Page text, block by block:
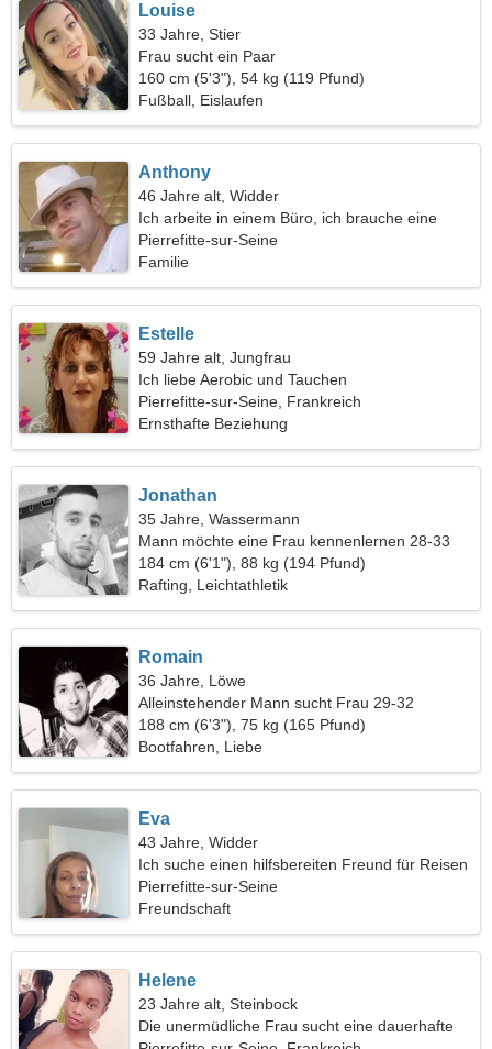
Louise
33 Jahre, Stier
Frau sucht ein Paar
160 cm (5'3"), 54 kg (119 Pfund)
Fußball, Eislaufen
Anthony
46 Jahre alt, Widder
Ich arbeite in einem Büro, ich brauche eine
energische Frau
Pierrefitte-sur-Seine
Familie
Estelle
59 Jahre alt, Jungfrau
Ich liebe Aerobic und Tauchen
Pierrefitte-sur-Seine, Frankreich
Ernsthafte Beziehung
Jonathan
35 Jahre, Wassermann
Mann möchte eine Frau kennenlernen 28-33
184 cm (6'1"), 88 kg (194 Pfund)
Rafting, Leichtathletik
Romain
36 Jahre, Löwe
Alleinstehender Mann sucht Frau 29-32
188 cm (6'3"), 75 kg (165 Pfund)
Bootfahren, Liebe
Eva
43 Jahre, Widder
Ich suche einen hilfsbereiten Freund für Reisen
Pierrefitte-sur-Seine
Freundschaft
Helene
23 Jahre alt, Steinbock
Die unermüdliche Frau sucht eine dauerhafte